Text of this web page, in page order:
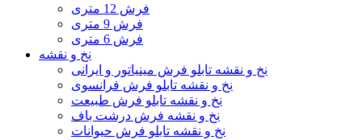
فرش 12 متری
فرش 9 متری
فرش 6 متری
نخ و نقشه
نخ و نقشه تابلو فرش مینیاتور و ایرانی
نخ و نقشه تابلو فرش فرانسوی
نخ و نقشه تابلو فرش طبیعت
نخ و نقشه فرش درشت باف
نخ و نقشه تابلو فرش حیوانات